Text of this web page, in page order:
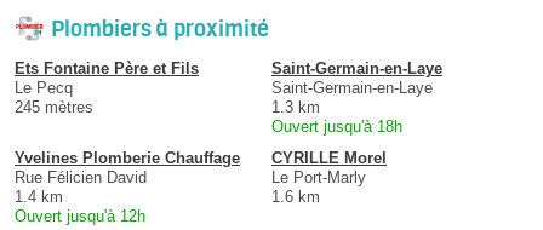
Plombiers à proximité
Ets Fontaine Père et Fils
Le Pecq
245 mètres
Saint-Germain-en-Laye
Saint-Germain-en-Laye
1.3 km
Ouvert jusqu'à 18h
Yvelines Plomberie Chauffage
Rue Félicien David
1.4 km
Ouvert jusqu'à 12h
CYRILLE Morel
Le Port-Marly
1.6 km